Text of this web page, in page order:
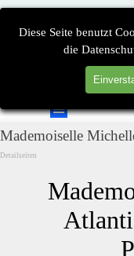
Diese Seite benutzt
die
Direkt zum Seiteninhalt
Mademoiselle
Detailseiten